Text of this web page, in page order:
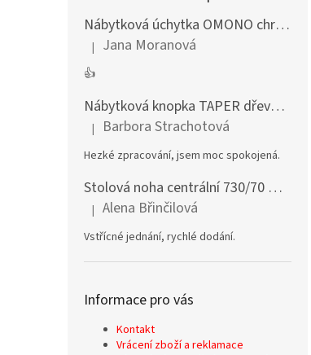
Nábytková úchytka OMONO chrom lesklý
Hodnocení produktu je 5 z 5 hvězdiček.
| Jana Moranová
👍
Nábytková knopka TAPER dřevěná dub lakovaný
Hodnocení produktu je 5 z 5 hvězdiček.
| Barbora Strachotová
Hezké zpracování, jsem moc spokojená.
Stolová noha centrální 730/70 mm stříbrná
Hodnocení produktu je 5 z 5 hvězdiček.
| Alena Břinčilová
Vstřícné jednání, rychlé dodání.
Informace pro vás
Kontakt
Vrácení zboží a reklamace